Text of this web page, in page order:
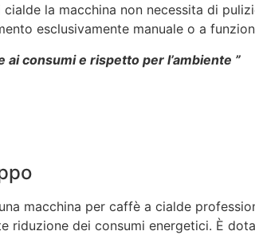
cialde la macchina non necessita di
esclusivamente manuale o a
ai consumi e rispetto per l’ambiente ”
macchina per caffè a cialde
riduzione dei consumi energetici. È